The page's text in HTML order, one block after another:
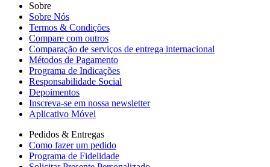
Sobre
Sobre Nós
Termos & Condições
Compare com outros
Comparação de serviços de entrega internacional
Métodos de Pagamento
Programa de Indicações
Responsabilidade Social
Depoimentos
Inscreva-se em nossa newsletter
Aplicativo Móvel
Pedidos & Entregas
Como fazer um pedido
Programa de Fidelidade